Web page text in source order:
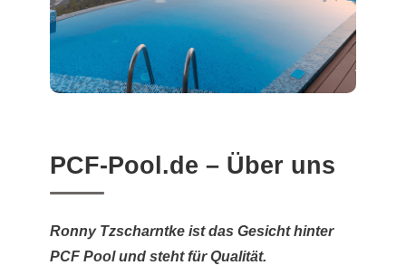
PCF-Pool.de – Über uns
Ronny Tzscharntke ist das Gesicht hinter
PCF Pool und steht für Qualität.